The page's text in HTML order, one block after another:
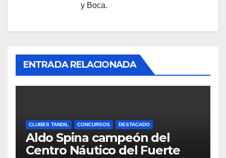
y Boca.
ENTRADA RELACIONADA
CLUBES TANDIL CONCURSOS DESTACADO
Aldo Spina campeón del
Centro Náutico del Fuerte